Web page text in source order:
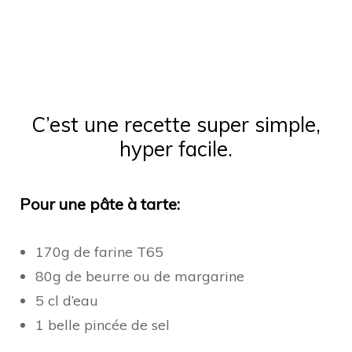
C’est une recette super simple,
hyper facile.
Pour une pâte à tarte:
170g de farine T65
80g de beurre ou de margarine
5 cl d’eau
1 belle pincée de sel